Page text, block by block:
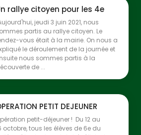
rallye citoyen pour les 4e
jeudi 3 juin 2021, nous
partis au rallye citoyen. Le
vous était à la mairie. On nous a
le déroulement de la journée et
nous sommes partis à la
de ...
PETIT DEJEUNER
petit-déjeuner ! Du 12 au
octobre, tous les élèves de 6e du